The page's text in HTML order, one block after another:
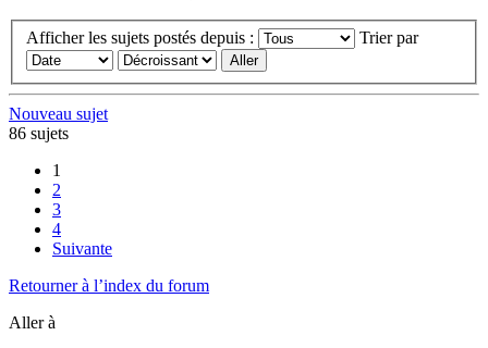
Afficher les sujets postés depuis : Trier par
Nouveau sujet
86 sujets
1
2
3
4
Suivante
Retourner à l’index du forum
Aller à